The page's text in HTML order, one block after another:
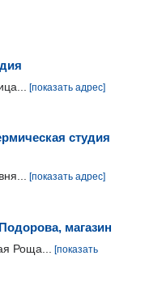
[показать адрес]
студия
[показать адрес]
магазин
Роща...
[показать